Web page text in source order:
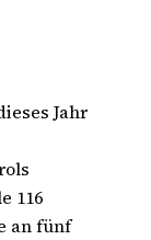
Jahr
116
an fünf